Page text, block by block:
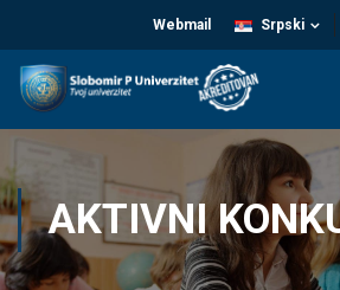
Srpski
Webmail
AKTIVNI